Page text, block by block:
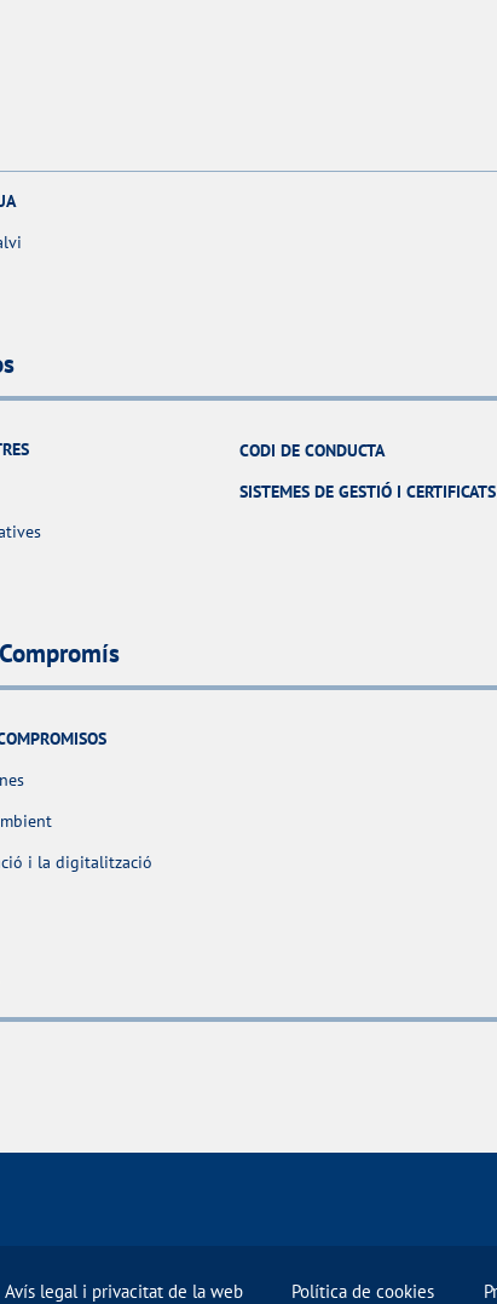
CODI DE CONDUCTA
SISTEMES DE GESTIÓ I CERTIFICATS
i la digitalització
Avís legal i privacitat de la web Política de cookies